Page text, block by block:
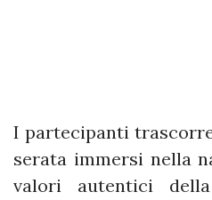
I partecipanti
serata immersi nella
valori autentici